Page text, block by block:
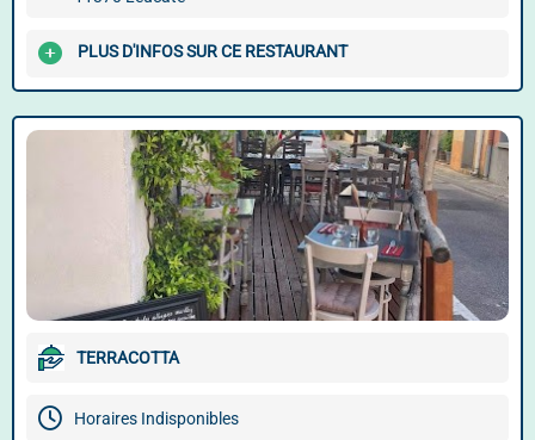
PLUS D'INFOS SUR CE RESTAURANT
TERRACOTTA
Horaires Indisponibles